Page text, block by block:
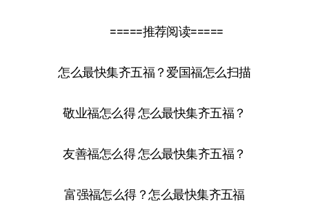
=====推荐阅读=====
怎么最快集齐五福？爱国福怎么扫描
敬业福怎么得 怎么最快集齐五福？
友善福怎么得 怎么最快集齐五福？
富强福怎么得？怎么最快集齐五福